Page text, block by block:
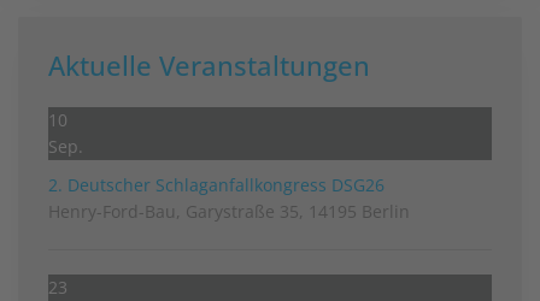
Aktuelle Veranstaltungen
10
Sep.
2. Deutscher Schlag­anfall­kongress DSG26
Henry-Ford-Bau, Garystraße 35, 14195 Berlin
23